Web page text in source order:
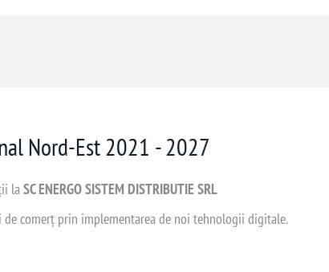
Nord-Est 2021 - 2027
laSC ENERGO SISTEM DISTRIBUTIE SRL
comerț prin implementarea de noi tehnologii digitale.